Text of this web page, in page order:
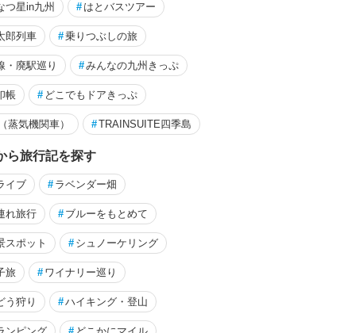
つ星in九州 # はとバスツアー
郎列車 #乗りつぶしの旅
・廃駅巡り #みんなの九州きっぷ
帳 # どこでもドアきっぷ
蒸気機関車） #TRAINSUITE四季島
ら旅行記を探す
イブ # ラベンダー畑
れ旅行 # ブルーをもとめて
スポット # シュノーケリング
旅 # ワイナリー巡り
う狩り #ハイキング・登山